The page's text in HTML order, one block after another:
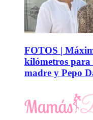
FOTOS |
kilómetros para
madre y Pepo